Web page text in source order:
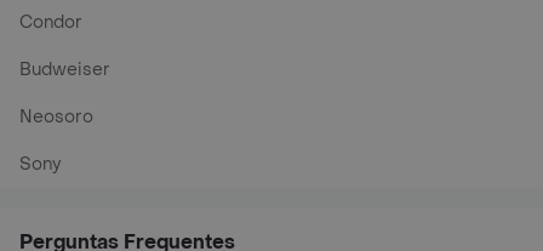
Condor
Budweiser
Neosoro
Sony
Perguntas Frequentes